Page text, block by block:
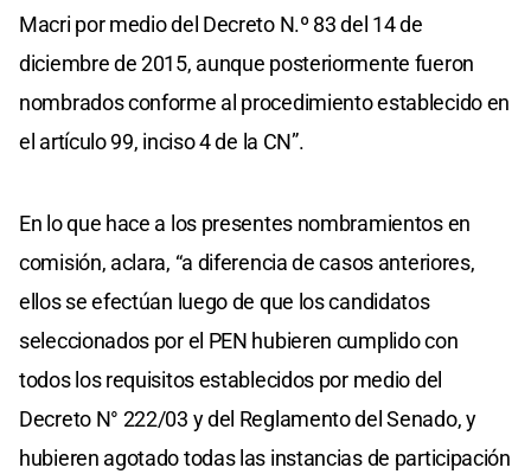
Macri por medio del Decreto N.º 83 del 14 de
diciembre de 2015, aunque posteriormente fueron
nombrados conforme al procedimiento establecido en
el artículo 99, inciso 4 de la CN”.
En lo que hace a los presentes nombramientos en
comisión, aclara, “a diferencia de casos anteriores,
ellos se efectúan luego de que los candidatos
seleccionados por el PEN hubieren cumplido con
todos los requisitos establecidos por medio del
Decreto N° 222/03 y del Reglamento del Senado, y
hubieren agotado todas las instancias de participación